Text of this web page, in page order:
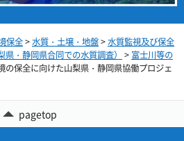
保全>水質・土壌・地盤>水質監視及び保全
・静岡県合同での水質調査） > 富士川等の
の保全に向けた山梨県・静岡県協働プロジェ
pagetop